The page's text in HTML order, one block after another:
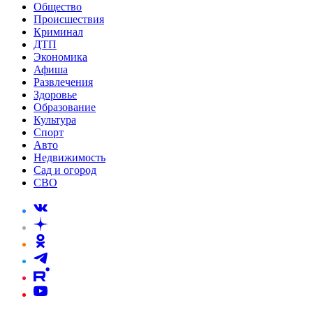
Общество
Происшествия
Криминал
ДТП
Экономика
Афиша
Развлечения
Здоровье
Образование
Культура
Спорт
Авто
Недвижимость
Сад и огород
СВО